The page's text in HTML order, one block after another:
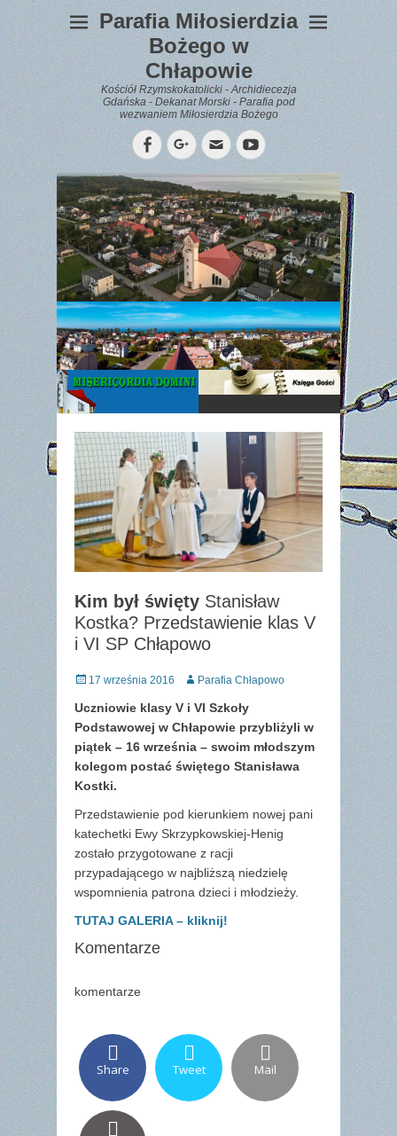
Parafia Miłosierdzia
Bożego w
Chłapowie
Kościół Rzymskokatolicki - Archidiecezja
Gdańska - Dekanat Morski - Parafia pod
wezwaniem Miłosierdzia Bożego
FacebookGoogleplus
EmailYouTube
WYPOCZYNEK
Gazetka
Parafialna
Kim był święty Stanisław
Kostka? Przedstawienie klas V
i VI SP Chłapowo
Posted
17 września 2016 Author
Parafia Chłapowo
Uczniowie klasy V i VI Szkoły
Podstawowej w Chłapowie przybliżyli w
piątek – 16 września – swoim młodszym
kolegom postać świętego Stanisława
Kostki.
Przedstawienie pod kierunkiem nowej pani
katechetki Ewy Skrzypkowskiej-Henig
zostało przygotowane z racji
przypadającego w najbliższą niedzielę
wspomnienia patrona dzieci i młodzieży.
TUTAJ GALERIA – kliknij!
Komentarze
komentarze
Share Tweet Mail